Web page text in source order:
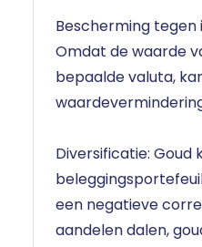
Bescherming tegen
Omdat de waarde
bepaalde valuta,
Diversificatie: Goud
een negatieve
aandelen dalen,